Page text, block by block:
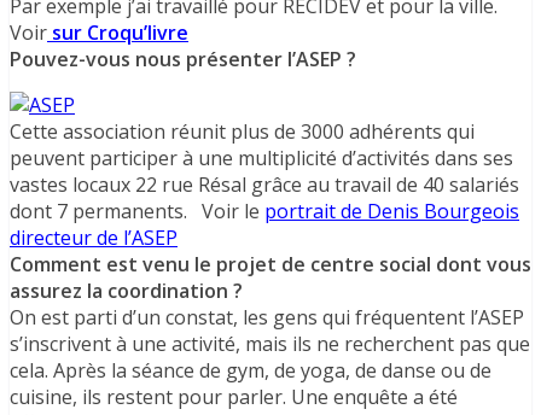
Par exemple j’ai travaillé pour RECIDEV et pour la ville.
Voir sur Croqu’livre
Pouvez-vous nous présenter l’ASEP ?
Cette association réunit plus de 3000 adhérents qui
peuvent participer à une multiplicité d’activités dans ses
vastes locaux 22 rue Résal grâce au travail de 40 salariés
dont 7 permanents. Voir le portrait de Denis Bourgeois
directeur de l’ASEP
Comment est venu le projet de centre social dont vous
assurez la coordination ?
On est parti d’un constat, les gens qui fréquentent l’ASEP
s’inscrivent à une activité, mais ils ne recherchent pas que
cela. Après la séance de gym, de yoga, de danse ou de
cuisine, ils restent pour parler. Une enquête a été